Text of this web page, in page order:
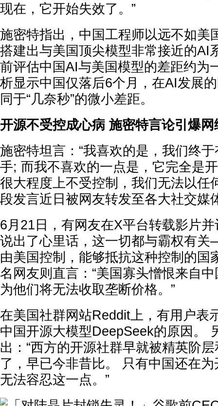
现在，它开始失效了。”
施密特指出，中国工程师以远不如美
搭建出与美国顶尖模型非常接近的AI
前评估中国AI与美国模型的差距约为
析显示中国仅落后6个月，在AI发展
同于“几奈秒”的微小差距。
开源不受控成心病 施密特言论引爆网
施密特坦言：“我喜欢的是，我们终
手; 而我不喜欢的一点是，它完全是
很大程度上不受控制，我们无法以任
段发言近日被网友转发至各大社交媒
6月21日，有网友在X平台转载影片
说出了心里话，这一切都与霸权有
由美国控制，能够抵抗这种控制的国
名网友则直言：“美国寡头憎恨来自
为他们将无法收取垄断价格。”
在美国社群网站Reddit上，有用户表
中国开源大模型DeepSeek的原因。
出：“西方的开源社群早就被精英阶
了，早已今非昔比。 只有中国还在
无法容忍这一点。”